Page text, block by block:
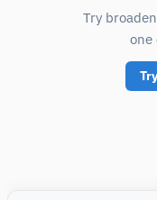
Try
one